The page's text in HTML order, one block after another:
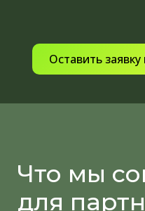
Оставить
Что мы
для